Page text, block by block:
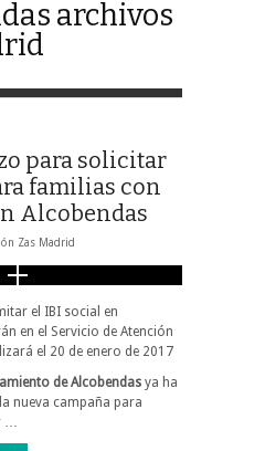
archivos
para solicitar
familias con
Alcobendas
Zas Madrid
el IBI social en
en el Servicio de Atención
el 20 de enero de 2017
de Alcobendas ya ha
nueva campaña para
…